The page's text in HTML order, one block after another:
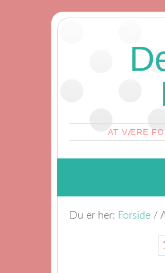
AT VÆRE
Du er her: Forside /